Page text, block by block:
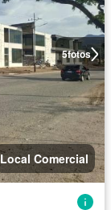
5fotos
Local Comercial